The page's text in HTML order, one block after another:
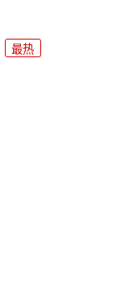
最热